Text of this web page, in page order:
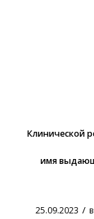
Клинической
имя
25.09.2023 /